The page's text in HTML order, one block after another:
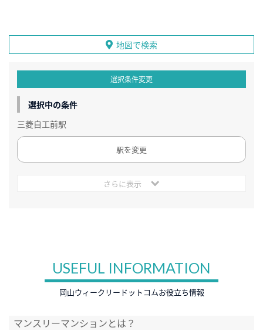
地図で検索
選択条件変更
選択中の条件
三菱自工前駅
駅を変更
さらに表示
USEFUL INFORMATION
岡山ウィークリードットコムお役立ち情報
マンスリーマンションとは？